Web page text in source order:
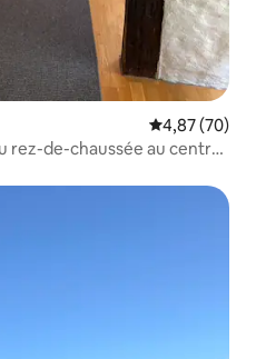
Note
4,87 (70)
rez-de-chaussée au centre